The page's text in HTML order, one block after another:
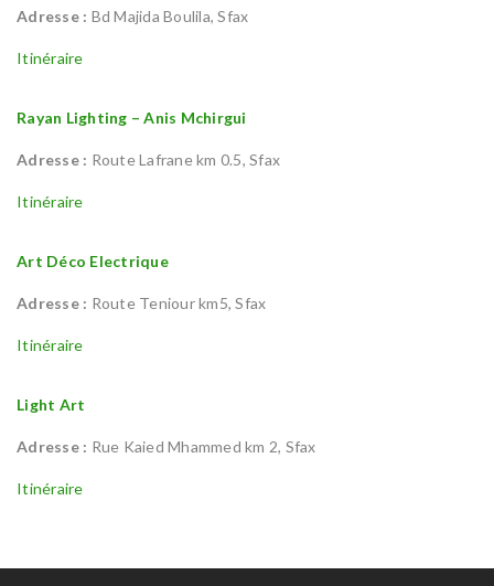
Adresse : Bd Majida Boulila, Sfax
Itinéraire
Rayan Lighting – Anis Mchirgui
Adresse : Route Lafrane km 0.5, Sfax
Itinéraire
Art Déco Electrique
Adresse : Route Teniour km5, Sfax
Itinéraire
Light Art
Adresse : Rue Kaied Mhammed km 2, Sfax
Itinéraire